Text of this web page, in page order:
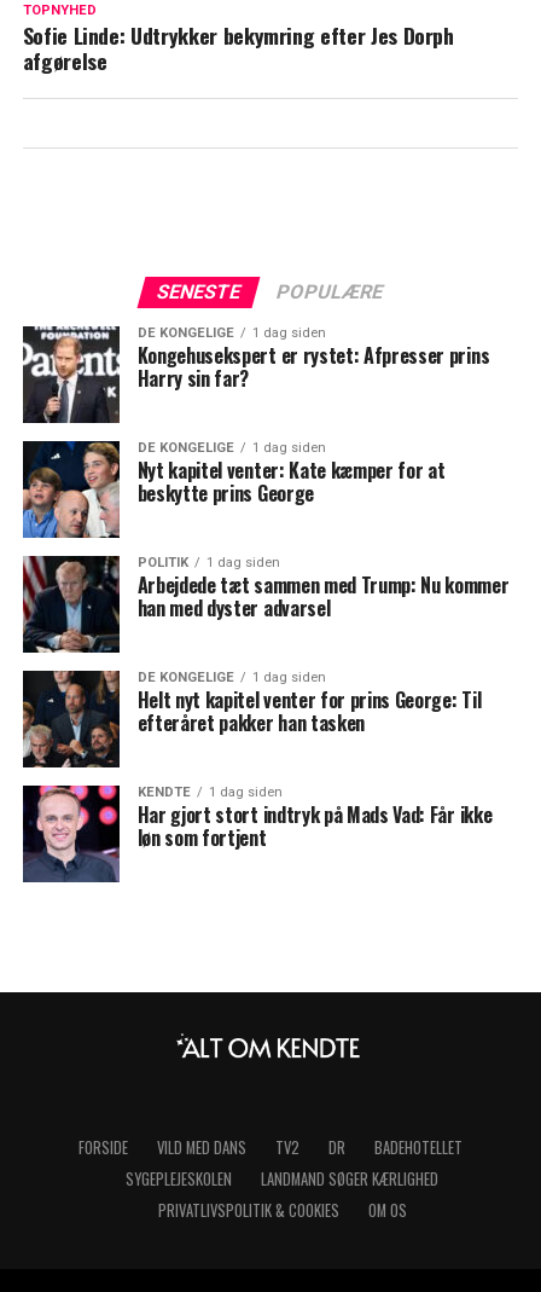
TOPNYHED
Sofie Linde: Udtrykker bekymring efter Jes Dorph
afgørelse
SENESTE POPULÆRE
DE KONGELIGE 1 dag siden
Kongehusekspert er rystet: Afpresser prins
Harry sin far?
DE KONGELIGE 1 dag siden
Nyt kapitel venter: Kate kæmper for at
beskytte prins George
POLITIK 1 dag siden
Arbejdede tæt sammen med Trump: Nu kommer
han med dyster advarsel
DE KONGELIGE 1 dag siden
Helt nyt kapitel venter for prins George: Til
efteråret pakker han tasken
KENDTE 1 dag siden
Har gjort stort indtryk på Mads Vad: Får ikke
løn som fortjent
FORSIDE VILD MED DANS TV2 DR
BADEHOTELLET
SYGEPLEJESKOLEN
LANDMAND SØGER KÆRLIGHED
PRIVATLIVSPOLITIK & COOKIES
OM OS